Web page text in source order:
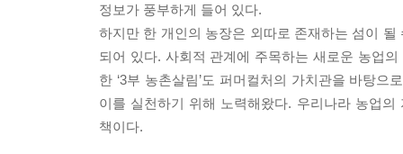
정보가 풍부하게 들어 있다.
하지만 한 개인의 농장은 외따로 존재하는 섬이
되어 있다. 사회적 관계에 주목하는 새로운 농업
한 ‘3부 농촌살림’도 퍼머컬처의 가치관을 바탕
이를 실천하기 위해 노력해왔다. 우리나라 농업
책이다.